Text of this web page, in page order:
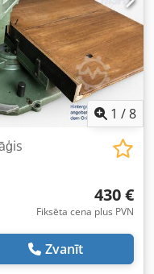
1 /8
430 €
Fiksēta cena plus PVN
Zvanīt